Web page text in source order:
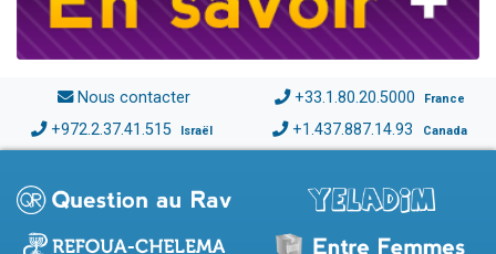
Nous contacter +33.1.80.20.5000 France
+972.2.37.41.515 Israël +1.437.887.14.93 Canada